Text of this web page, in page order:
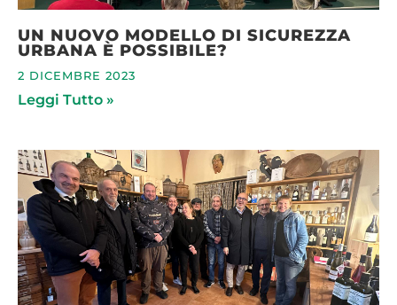
UN NUOVO MODELLO DI SICUREZZA
URBANA È POSSIBILE?
2 DICEMBRE 2023
Leggi Tutto »